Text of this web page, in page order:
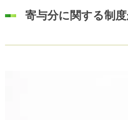
寄与分に関する制